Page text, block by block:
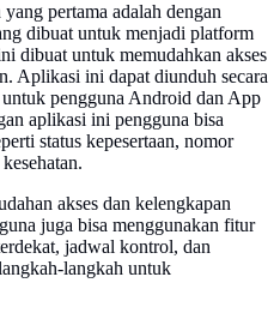
pertama adalah dengan
dibuat untuk menjadi platform
dibuat untuk memudahkan akses
Aplikasi ini dapat diunduh secara
pengguna Android dan App
aplikasi ini pengguna bisa
status kepesertaan, nomor
akses dan kelengkapan
juga bisa menggunakan fitur
jadwal kontrol, dan
langkah untuk